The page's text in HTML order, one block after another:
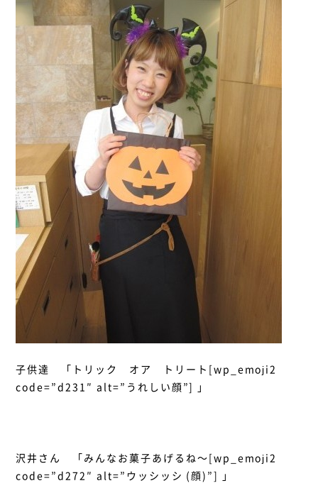
子供達 「トリック オア トリート[wp_emoji2
code=”d231″ alt=”うれしい顔”] 」
沢井さん 「みんなお菓子あげるね～[wp_emoji2
code=”d272″ alt=”ウッシッシ (顔)”] 」